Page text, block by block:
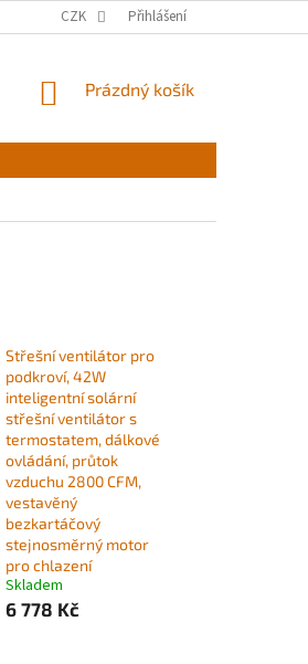
CZK Přihlášení
NÁKUPNÍ
Prázdný košík
Střešní ventilátor pro
podkroví, 42W
inteligentní solární
střešní ventilátor s
termostatem, dálkové
ovládání, průtok
vzduchu 2800 CFM,
vestavěný
bezkartáčový
stejnosměrný motor
pro chlazení
Skladem
6 778 Kč